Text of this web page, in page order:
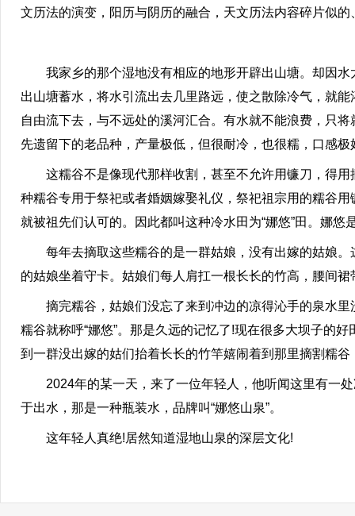
文历法的演变，阳历与阴历的融合，天文历法内容碎片似
我家乡的那个湿地没有相应的地形开辟出山塘。却因水
出山塘蓄水，将水引流出去几里路远，使之散除冷气，就
自由流下去，与不远处的溪河汇合。有水就不能浪费，只
先遗留下的老品种，产量极低，但很耐冷，也很糯，口感
这糯谷不是像现代那样收割，甚至不允许用镰刀，得用
种糯谷专用于祭祀或者婚姻嫁娶礼仪，祭祀祖宗用的糯谷
就被祖先们认可的。因此都叫这种冷水田为“娜悠”田。娜悠
每年去摘取这些糯谷的是一群姑娘，没有出嫁的姑娘。
的姑娘坐着守卡。姑娘们每人肩扛一根长长的竹高，腰间
摘完糯谷，姑娘们没忘了来到冲边的凉得沁手的泉水里
糯谷就称呼“娜悠”。那是久远的记忆了!现在很多大坝子的
到一群没出嫁的姑们抬着长长的竹竿嬉闹着到那里摘割糯
2024年的某一天，来了一位年轻人，他听闻这里有一处
于出水，那是一种瓶装水，品牌叫“娜悠山泉”。
这年轻人真绝!居然知道湿地山泉的深层文化!